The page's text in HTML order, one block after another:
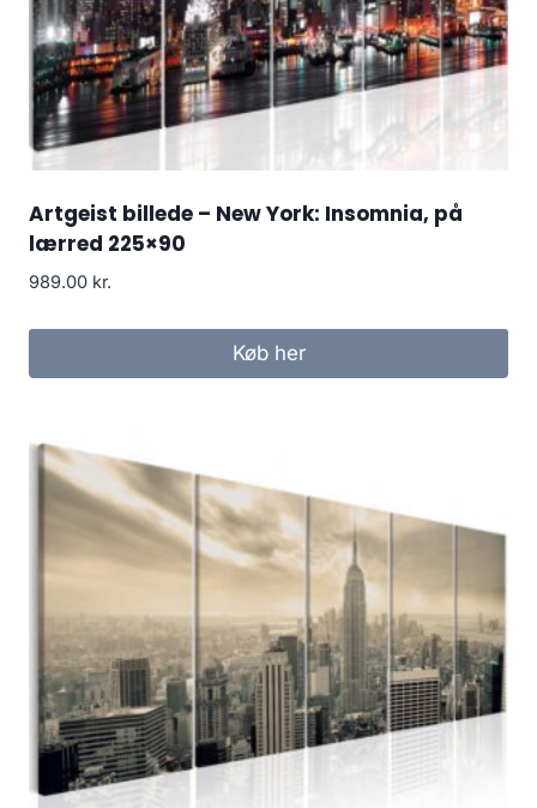
Artgeist billede – New York: Insomnia, på
lærred 225×90
989.00 kr.
Køb her